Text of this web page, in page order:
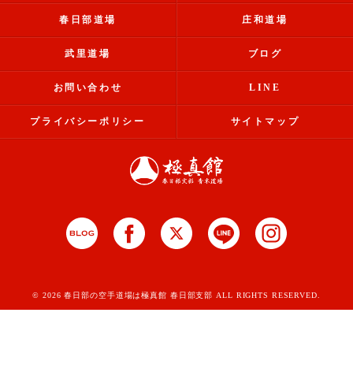
春日部道場 庄和道場
武里道場 ブログ
お問い合わせ LINE
プライバシーポリシー サイトマップ
© 2026 春日部の空手道場は極真館 春日部支部 ALL RIGHTS RESERVED.